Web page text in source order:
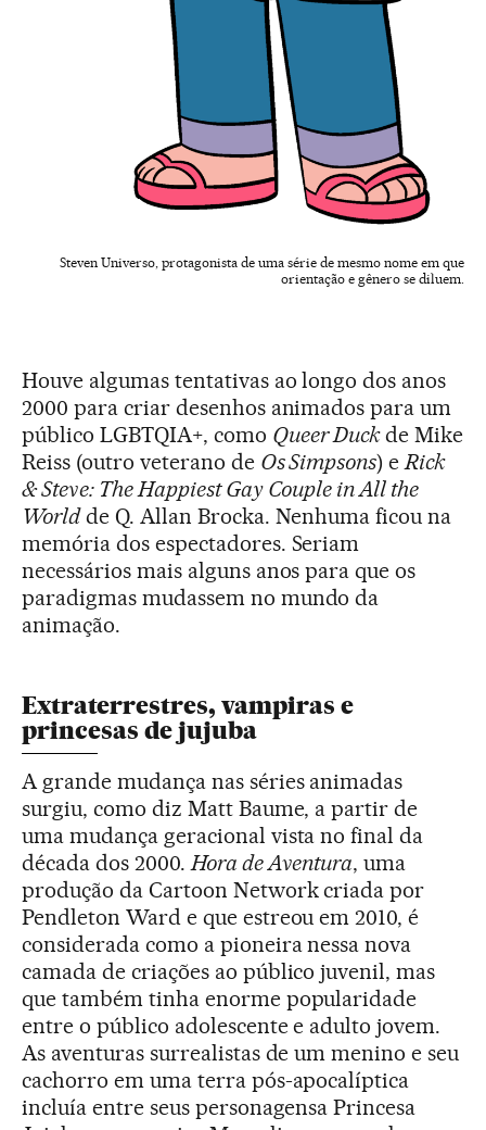
Steven Universo, protagonista de uma série de mesmo nome em que
orientação e gênero se diluem.
Houve algumas tentativas ao longo dos anos
2000 para criar desenhos animados para um
público LGBTQIA+, como Queer Duckde Mike
Reiss (outro veterano de Os Simpsons) eRick
& Steve: The Happiest Gay Couple in All the
Worldde Q. Allan Brocka. Nenhuma ficou na
memória dos espectadores. Seriam
necessários mais alguns anos para que os
paradigmas mudassem no mundo da
animação.
Extraterrestres, vampiras e
princesas de jujuba
A grande mudança nas séries animadas
surgiu, como diz Matt Baume, a partir de
uma mudança geracional vista no final da
década dos 2000.Hora de Aventura, uma
produção da Cartoon Network criada por
Pendleton Ward e que estreou em 2010, é
considerada como a pioneira nessa nova
camada de criações ao público juvenil, mas
que também tinha enorme popularidade
entre o público adolescente e adulto jovem.
As aventuras surrealistas de um menino e seu
cachorro em uma terra pós-apocalíptica
incluía entre seus personagensa Princesa